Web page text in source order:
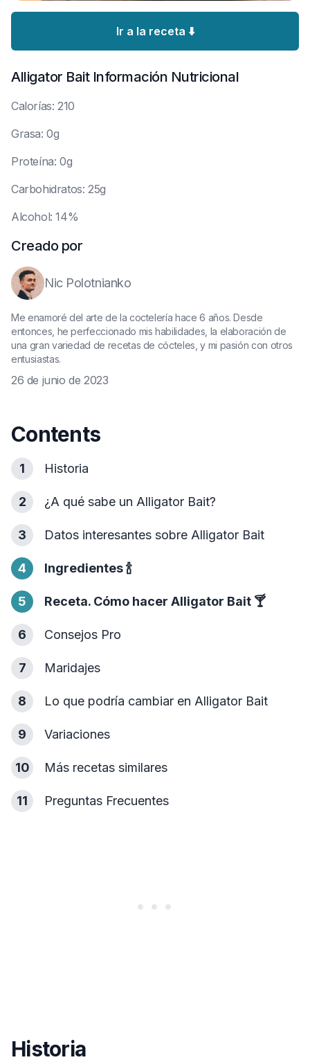
Ir a la receta ⬇️
Alligator BaitInformación Nutricional
Calorías: 210
Grasa: 0g
Proteína: 0g
Carbohidratos: 25g
Alcohol: 14%
Creado por
Nic Polotnianko
Me enamoré del arte de la coctelería hace 6 años. Desde
entonces, he perfeccionado mis habilidades, la elaboración de
una gran variedad de recetas de cócteles, y mi pasión con otros
entusiastas.
26 de junio de 2023
Contents
1 Historia
2 ¿A qué sabe un Alligator Bait?
3 Datos interesantes sobre Alligator Bait
4 Ingredientes🍾
5 Receta. Cómo hacer Alligator Bait 🍸
6 Consejos Pro
7 Maridajes
8 Lo que podría cambiar en Alligator Bait
9 Variaciones
10 Más recetas similares
11 Preguntas Frecuentes
Historia